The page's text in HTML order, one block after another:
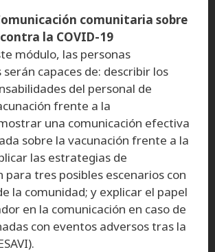
comunitaria sobre
la COVID-19
módulo, las personas
capaces de: describir los
del personal de
frente a la
una comunicación efectiva
sobre la vacunación frente a la
las estrategias de
para tres posibles escenarios con
la comunidad; y explicar el papel
en la comunicación en caso de
con eventos adversos tras la